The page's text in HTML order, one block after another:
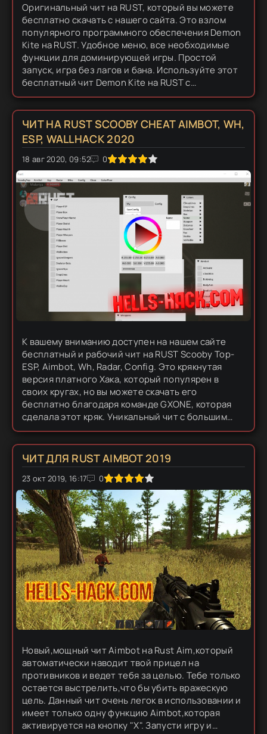
Оригинальный чит на RUST, который вы можете
бесплатно скачать с нашего сайта. Это взлом
популярного программного обеспечения Demon
Kite на RUST. Удобное меню, все необходимые
функции для доминирующей игры. Простой
запуск, игра без лагов и бана. Используйте этот
бесплатный чит Demon Kite на RUST с
функциональностью Aimbot, ESP, настройкой
оружия, настройкой для игроков....
ЧИТ НА RUST SCOOBY CHEAT AIMBOT, WH,
ESP, WALLHACK 2020
18 авг 2020, 09:52 0
1 2 3 4 5
К вашему вниманию доступен на нашем сайте
бесплатный и рабочий чит на RUST Scooby Top-
ESP, Aimbot, Wh, Radar, Config. Это крякнутая
версия платного Хака, который популярен в
своих кругах, но вы можете скачать его
бесплатно благодаря команде GXONE, которая
сделала этот кряк. Уникальный чит с большим
количеством хороших функций, есть такие
функции, как: ESP, Aimbot, Radar и т.д....
ЧИТ ДЛЯ RUST AIMBOT 2019
23 окт 2019, 16:17 0
1 2 3 4 5
Новый,мощный чит Aimbot на Rust Aim,который
автоматически наводит твой прицел на
противников и ведет тебя за целью. Тебе только
остается выстрелить,что бы убить вражескую
цель. Данный чит очень легок в использовании и
имеет только одну функцию Aimbot,которая
активируется на кнопку "X". Запусти игру и